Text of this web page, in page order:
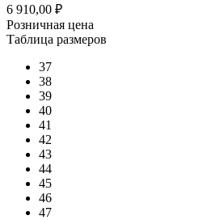
6 910,00 ₽
Розничная цена
Таблица размеров
37
38
39
40
41
42
43
44
45
46
47